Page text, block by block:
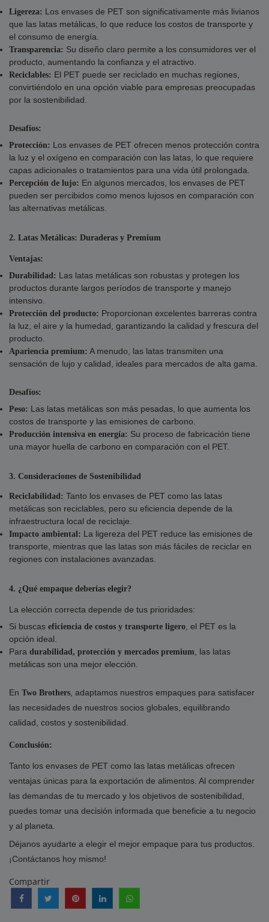
Ligereza: Los envases de PET son significativamente más livianos
que las latas metálicas, lo que reduce los costos de transporte y
el consumo de energía.
Transparencia: Su diseño claro permite a los consumidores ver el
producto, aumentando la confianza y el atractivo.
Reciclables: El PET puede ser reciclado en muchas regiones,
convirtiéndolo en una opción viable para empresas preocupadas
por la sostenibilidad.
Desafíos:
Protección: Los envases de PET ofrecen menos protección contra
la luz y el oxígeno en comparación con las latas, lo que requiere
capas adicionales o tratamientos para una vida útil prolongada.
Percepción de lujo: En algunos mercados, los envases de PET
pueden ser percibidos como menos lujosos en comparación con
las alternativas metálicas.
2. Latas Metálicas: Duraderas y Premium
Ventajas:
Durabilidad: Las latas metálicas son robustas y protegen los
productos durante largos períodos de transporte y manejo
intensivo.
Protección del producto: Proporcionan excelentes barreras contra
la luz, el aire y la humedad, garantizando la calidad y frescura del
producto.
Apariencia premium: A menudo, las latas transmiten una
sensación de lujo y calidad, ideales para mercados de alta gama.
Desafíos:
Peso: Las latas metálicas son más pesadas, lo que aumenta los
costos de transporte y las emisiones de carbono.
Producción intensiva en energía: Su proceso de fabricación tiene
una mayor huella de carbono en comparación con el PET.
3. Consideraciones de Sostenibilidad
Reciclabilidad: Tanto los envases de PET como las latas
metálicas son reciclables, pero su eficiencia depende de la
infraestructura local de reciclaje.
Impacto ambiental: La ligereza del PET reduce las emisiones de
transporte, mientras que las latas son más fáciles de reciclar en
regiones con instalaciones avanzadas.
4. ¿Qué empaque deberías elegir?
La elección correcta depende de tus prioridades:
Si buscas eficiencia de costos y transporte ligero , el PET es la
opción ideal.
Para durabilidad, protección y mercados premium , las latas
metálicas son una mejor elección.
En Two Brothers , adaptamos nuestros empaques para satisfacer
las necesidades de nuestros socios globales, equilibrando
calidad, costos y sostenibilidad.
Conclusión:
Tanto los envases de PET como las latas metálicas ofrecen
ventajas únicas para la exportación de alimentos. Al comprender
las demandas de tu mercado y los objetivos de sostenibilidad,
puedes tomar una decisión informada que beneficie a tu negocio
y al planeta.
Déjanos ayudarte a elegir el mejor empaque para tus productos.
¡Contáctanos hoy mismo!
Compartir